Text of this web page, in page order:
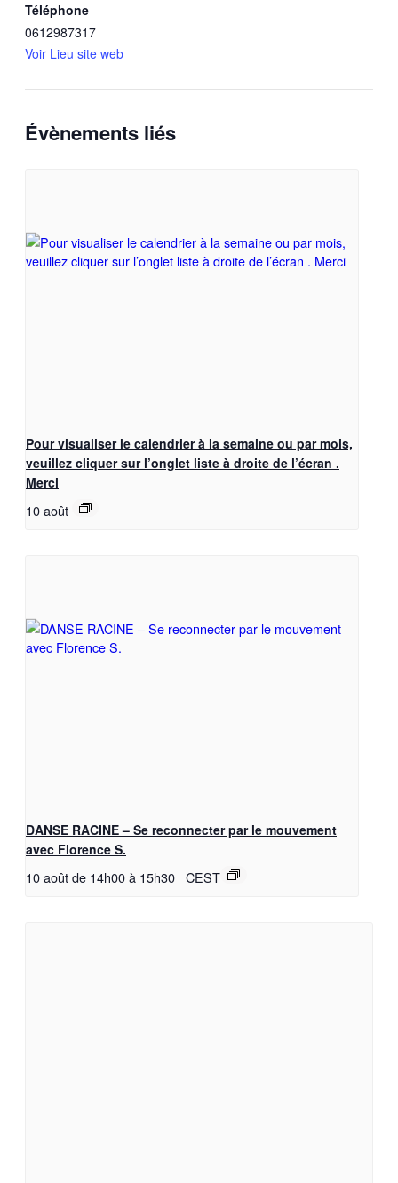
Téléphone
0612987317
Voir Lieu site web
Évènements liés
Pour visualiser le calendrier à la semaine ou par mois,
veuillez cliquer sur l’onglet liste à droite de l’écran .
Merci
10 août
DANSE RACINE – Se reconnecter par le mouvement
avec Florence S.
10 août de 14h00à 15h30 CEST